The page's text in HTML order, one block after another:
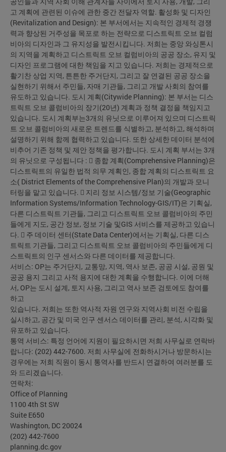
고 계획에 관련된 이슈에 관한 중간 전달자 역할. 활성화 및 디자인
(Revitalization and Design): 본 부서에서는 지속적인 경제적 경쟁
력과 향상된 거주성을 목포로 하는 전략으로 디스트릭트 오브 컬럼
비아의 디자인과 그 유지성을 발전시킵니다. 저희는 중앙 와싱톤시
의 지역을 계획하고 디스트릭트 오브 컬럼비아의 공공 장소, 유지 및
디자인 프로그램에 대한 책임을 지고 있습니다. 저희는 경제적으로
활기찬 상업 지역, 튼튼한 주거단지, 그리고 잘 연결된 공공 장소을
실현하기 위해서 주민들, 자매 기관들, 그리고 개발 사회의 참여를
유도하고 있습니다. 도시 계획(Citywide Planning): 본 부서는 디스
트릭트 오브 콜럼비아의 장기(20년) 계획과 정책 결정을 책임지고
있습니다. 도시 계획부는3개의 유닛으로 이루어져 있으며 디스트릭
트 오브 콜럼비아의 새로운 트렌드를 식별하고, 분석하고, 해석하며
설명하기 위해 함께 협력하고 있습니다. 또한 상세한 데이터 분석에
비추어 기존 정책 및 제안 정책을 평가합니다. 도시 계획 부서는 3개
의 유닛으로 구성됩니다 :  종합 계획(Comprehensive Planning)은
디스트릭트의 유일한 법적 의무 계획인, 종합 계획의 디스트릭트 요
소( District Elements of the Comprehensive Plan)의 개발과 모니
터링을 맡고 있습니다.  지리 정보 시스템/정보 기술(Geographic
Information Systems/Information Technology-GIS/IT)은 기획실,
다른 디스트릭트 기관들, 그리고 디스트릭트 오브 콜럼비아의 주민
들에게 지도, 공간 정보, 정보 기술 및GIS 서비스를 제공하고 있습니
다.  주 데이터 센터(State Data Center)에서는 기획실, 다른 디스
트릭트 기관들, 그리고 디스트릭트 오브 콜럼비아의 주민들에게 디
스트릭트의 인구 센서스와 다른 데이터를 제공합니다.
서비스: OP는 주거단지, 교통망, 지역, 역사 보존, 공공 시설, 공원 및
공공 용지 그리고 사적 용지에 대한 계획을 수행합니다. 이에 더해
서, OP는 도시 설계, 토지 사용, 그리고 역사 보존 검토에도 참여를
하고
있습니다. 저희는 또한 역사적 자원 연구와 지역사회 비전 수립을
실시하고, 공간 및 미국 인구 센서스 데이터를 관리, 분석, 시각화 및
유포하고 있습니다.
통역 서비스: 특정 언어에 지원이 필요하시면 저희 사무실로 연락바
랍니다: (202) 442-7600. 저희 사무실에 전화하시거나 방문하시는
경우에는 저희 직원이 동시 통역사를 반드시 연결하여 여러분를 도
와 드리겠습니다.
연락처:
Office of Planning
1100 4th St SW
Suite E650
Washington, DC 20024
(202) 442-7600
planning.dc.gov